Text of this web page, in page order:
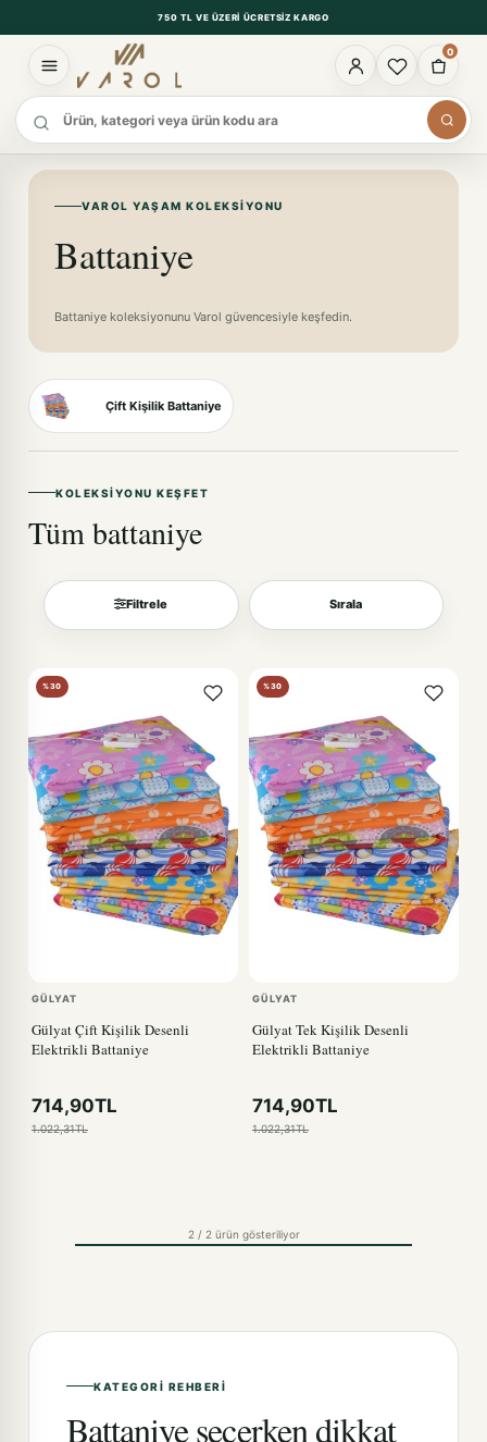
750 TL VE ÜZERI ÜCRETSIZ KARGO
0
Ürün ara
VAROL YAŞAM KOLEKSIYONU
Battaniye
Battaniye koleksiyonunu Varol güvencesiyle keşfedin.
Çift Kişilik Battaniye
KOLEKSIYONU KEŞFET
Tüm battaniye
Filtrele Sırala
Sırala
%30
GÜLYAT
Gülyat Çift Kişilik Desenli
Elektrikli Battaniye
714,90TL
1.022,31TL
%30
GÜLYAT
Gülyat Tek Kişilik Desenli
Elektrikli Battaniye
714,90TL
1.022,31TL
2 / 2 ürün gösteriliyor
KATEGORI REHBERI
Battaniye seçerken dikkat